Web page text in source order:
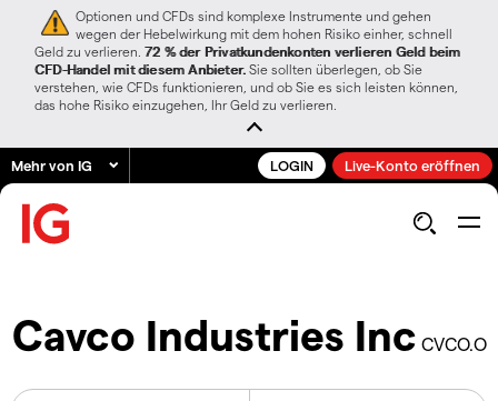
Optionen und CFDs sind komplexe Instrumente und gehen
wegen der Hebelwirkung mit dem hohen Risiko einher, schnell
Geld zu verlieren. 72 % der Privatkundenkonten verlieren Geld beim
CFD-Handel mit diesem Anbieter. Sie sollten überlegen, ob Sie
verstehen, wie CFDs funktionieren, und ob Sie es sich leisten können,
das hohe Risiko einzugehen, Ihr Geld zu verlieren.
Mehr von IG LOGIN Live-Konto eröffnen
Cavco Industries Inc CVCO.O